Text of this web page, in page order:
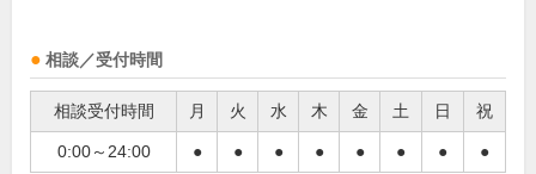
相談／受付時間
相談受付時間 月 火 水 木 金 土 日 祝
0:00～24:00 ● ● ● ● ● ● ● ●